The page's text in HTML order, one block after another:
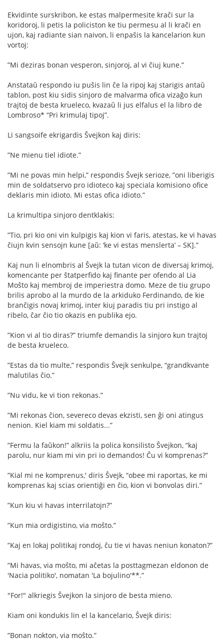
Ekvidinte surskribon, ke estas malpermesite kraĉi sur la
koridoroj, li petis la policiston ke tiu permesu al li kraĉi en
ujon, kaj radiante sian naivon, li enpaŝis la kancelarion kun
vortoj:
”Mi deziras bonan vesperon, sinjoroj, al vi ĉiuj kune.”
Anstataŭ respondo iu puŝis lin ĉe la ripoj kaj starigis antaŭ
tablon, post kiu sidis sinjoro de malvarma oﬁca vizaĝo kun
trajtoj de besta krueleco, kvazaŭ li jus elfalus el la libro de
Lombroso* “Pri krimulaj tipoj”.
Li sangsoife ekrigardis Ŝvejkon kaj diris:
”Ne mienu tiel idiote.”
”Mi ne povas min helpi,” respondis Ŝvejk serioze, ”oni liberigis
min de soldatservo pro idioteco kaj speciala komisiono oﬁce
deklaris min idioto. Mi estas oﬁca idioto.”
La krimultipa sinjoro dentklakis:
”Tio, pri kio oni vin kulpigis kaj kion vi faris, atestas, ke vi havas
ĉiujn kvin sensojn kune [aŭ: ‘ke vi estas menslerta’ – SK].”
Kaj nun li elnombris al Ŝvejk la tutan vicon de diversaj krimoj,
komencante per ŝtatperﬁdo kaj ﬁnante per ofendo al Lia
Moŝto kaj membroj de imperiestra domo. Meze de tiu grupo
brilis aprobo al la murdo de la arkiduko Ferdinando, de kie
branĉigis novaj krimoj, inter kiuj paradis tiu pri instigo al
ribelo, ĉar ĉio tio okazis en publika ejo.
”Kion vi al tio diras?” triumfe demandis la sinjoro kun trajtoj
de besta krueleco.
”Estas da tio multe,” respondis Ŝvejk senkulpe, “grandkvante
malutilas ĉio.”
”Nu vidu, ke vi tion rekonas.”
”Mi rekonas ĉion, severeco devas ekzisti, sen ĝi oni atingus
nenion. Kiel kiam mi soldatis...”
”Fermu la faŭkon!” alkriis la polica konsilisto Ŝvejkon, “kaj
parolu, nur kiam mi vin pri io demandos! Ĉu vi komprenas?”
”Kial mi ne komprenus,' diris Ŝvejk, “obee mi raportas, ke mi
komprenas kaj scias orientiĝi en ĉio, kion vi bonvolas diri.”
”Kun kiu vi havas interrilatojn?”
”Kun mia ordigistino, via moŝto.”
”Kaj en lokaj politikaj rondoj, ĉu tie vi havas neniun konaton?”
”Mi havas, via moŝto, mi aĉetas la posttagmezan eldonon de
'Nacia politiko', nomatan 'La bojulino'**.”
"For!" alkriegis Ŝvejkon la sinjoro de besta mieno.
Kiam oni kondukis lin el la kancelario, Ŝvejk diris:
”Bonan nokton, via moŝto.”